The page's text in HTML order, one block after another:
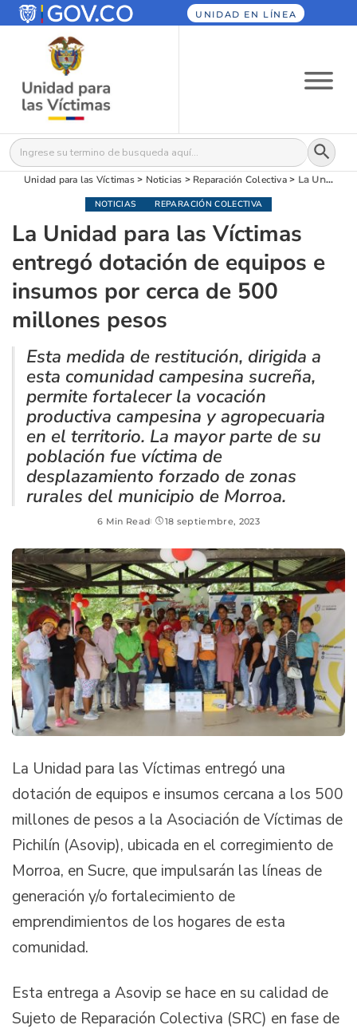
UNIDAD EN LÍNEA
Buscar: Botón
Unidad para las Víctimas> Noticias > Reparación Colectiva> La Unidad para las Víctimas entregó dotación de equipos e insumos por cerca de 500 millones pesos
NOTICIAS REPARACIÓN COLECTIVA
La Unidad para las Víctimas
entregó dotación de equipos e
insumos por cerca de 500
millones pesos
Esta medida de restitución, dirigida a
esta comunidad campesina sucreña,
permite fortalecer la vocación
productiva campesina y agropecuaria
en el territorio. La mayor parte de su
población fue víctima de
desplazamiento forzado de zonas
rurales del municipio de Morroa.
6 Min Read 18 septiembre, 2023
La Unidad para las Víctimas entregó una
dotación de equipos e insumos cercana a los 500
millones de pesos a la Asociación de Víctimas de
Pichilín (Asovip), ubicada en el corregimiento de
Morroa, en Sucre, que impulsarán las líneas de
generación y/o fortalecimiento de
emprendimientos de los hogares de esta
comunidad.
Esta entrega a Asovip se hace en su calidad de
Sujeto de Reparación Colectiva (SRC) en fase de